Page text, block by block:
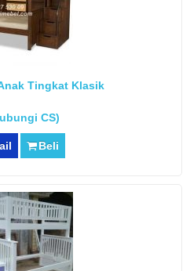
Tingkat Klasik
CS)
Beli